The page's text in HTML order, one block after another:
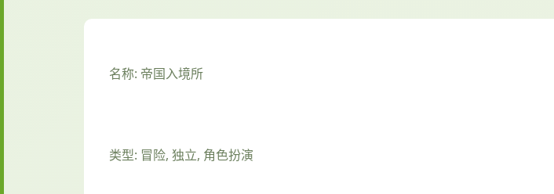
名称: 帝国入境所
类型: 冒险, 独立, 角色扮演